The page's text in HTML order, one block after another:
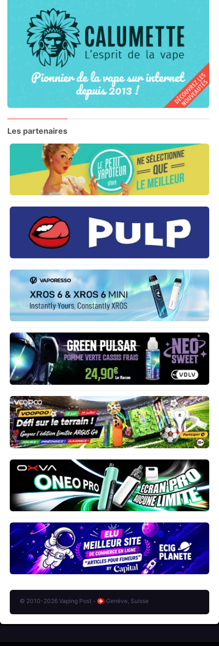
Les partenaires
© 2010-2026 Vaping Post - Genève, Suisse